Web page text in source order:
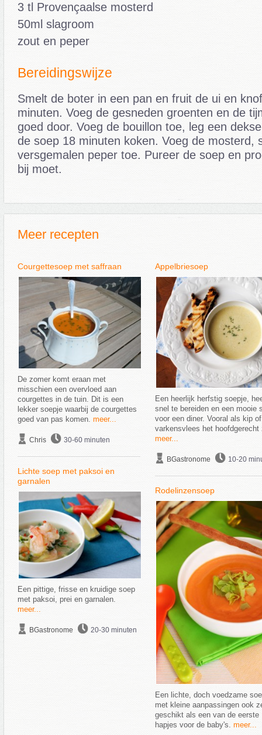
3 tl Provençaalse mosterd
50ml slagroom
zout en peper
Bereidingswijze
Smelt de boter in een pan en fruit de ui en
minuten. Voeg de gesneden groenten en de
goed door. Voeg de bouillon toe, leg een
de soep 18 minuten koken. Voeg de mosterd,
versgemalen peper toe. Pureer de soep en
bij moet.
Meer recepten
Courgettesoep met saffraan
De zomer komt eraan met
misschien een overvloed aan
courgettes in de tuin. Dit is een
lekker soepje waarbij de courgettes
goed van pas komen. meer...
Chris 30-60 minuten
Lichte soep met paksoi en
garnalen
Een pittige, frisse en kruidige soep
met paksoi, prei en garnalen.
meer...
BGastronome 20-30 minuten
Appelbriesoep
Een heerlijk herfstig soepje,
snel te bereiden en een mooie
voor een diner. Vooral als kip of
varkensvlees het hoofdgerecht
meer...
BGastronome 10-20
Rodelinzensoep
Een lichte, doch voedzame
met kleine aanpassingen ook
geschikt als een van de eerste
hapjes voor de baby's. meer...